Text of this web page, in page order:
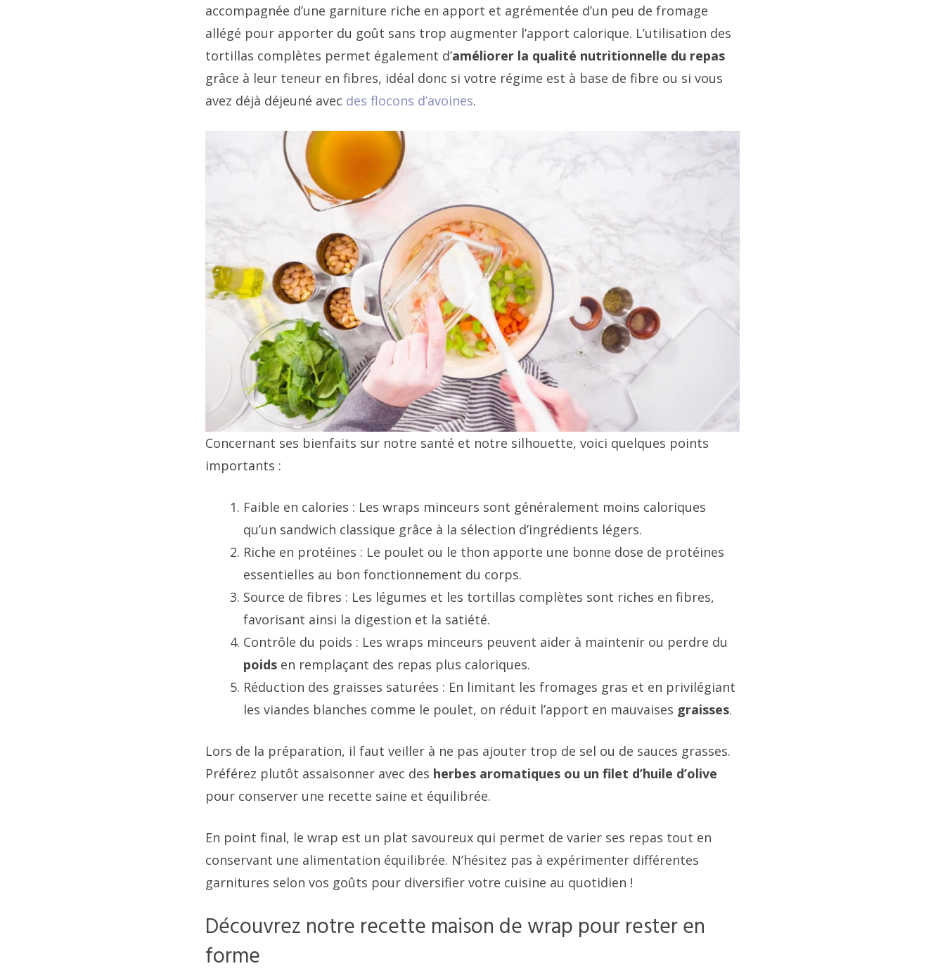
accompagnée d’une garniture riche en apport et agrémentée d’un peu de fromage
allégé pour apporter du goût sans trop augmenter l’apport calorique. L’utilisation des
tortillas complètes permet également d’améliorer la qualité nutritionnelle du repas
grâce à leur teneur en fibres, idéal donc si votre régime est à base de fibre ou si vous
avez déjà déjeuné avec des flocons d’avoines.
Concernant ses bienfaits sur notre santé et notre silhouette, voici quelques points
importants :
Faible en calories : Les wraps minceurs sont généralement moins caloriques
qu’un sandwich classique grâce à la sélection d’ingrédients légers.
Riche en protéines : Le poulet ou le thon apporte une bonne dose de protéines
essentielles au bon fonctionnement du corps.
Source de fibres : Les légumes et les tortillas complètes sont riches en fibres,
favorisant ainsi la digestion et la satiété.
Contrôle du poids : Les wraps minceurs peuvent aider à maintenir ou perdre du
poids en remplaçant des repas plus caloriques.
Réduction des graisses saturées : En limitant les fromages gras et en privilégiant
les viandes blanches comme le poulet, on réduit l’apport en mauvaises graisses.
Lors de la préparation, il faut veiller à ne pas ajouter trop de sel ou de sauces grasses.
Préférez plutôt assaisonner avec des herbes aromatiques ou un filet d’huile d’olive
pour conserver une recette saine et équilibrée.
En point final, le wrap est un plat savoureux qui permet de varier ses repas tout en
conservant une alimentation équilibrée. N’hésitez pas à expérimenter différentes
garnitures selon vos goûts pour diversifier votre cuisine au quotidien !
Découvrez notre recette maison de wrap pour rester en
forme